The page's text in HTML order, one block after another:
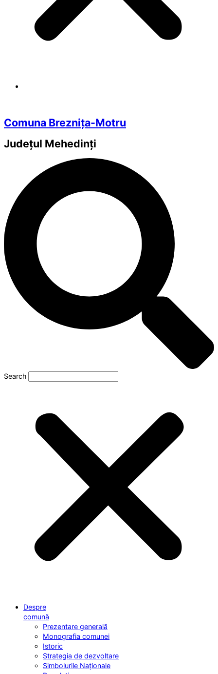
Comuna Breznița-Motru
Județul Mehedinți
Search
Despre
comună
Prezentare generală
Monografia comunei
Istoric
Strategia de dezvoltare
Simbolurile Naționale